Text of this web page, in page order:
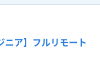
ニア】フルリモート